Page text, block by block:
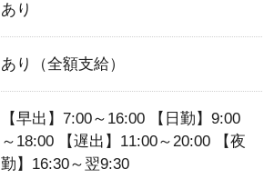
あり
あり（全額支給）
【早出】7:00～16:00 【日勤】9:00
～18:00 【遅出】11:00～20:00 【夜
勤】16:30～翌9:30